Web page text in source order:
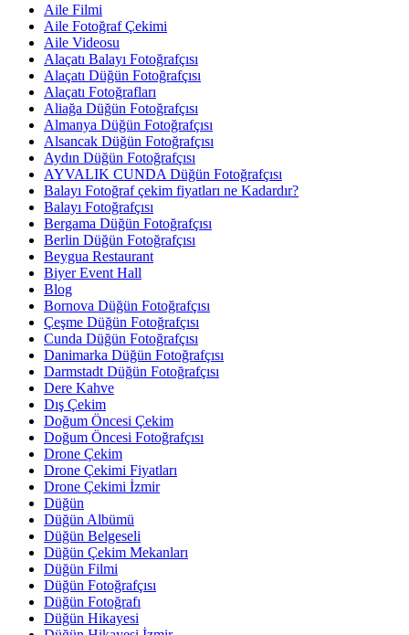
Aile Filmi
Aile Fotoğraf Çekimi
Aile Videosu
Alaçatı Balayı Fotoğrafçısı
Alaçatı Düğün Fotoğrafçısı
Alaçatı Fotoğrafları
Aliağa Düğün Fotoğrafçısı
Almanya Düğün Fotoğrafçısı
Alsancak Düğün Fotoğrafçısı
Aydın Düğün Fotoğrafçısı
AYVALIK CUNDA Düğün Fotoğrafçısı
Balayı Fotoğraf çekim fiyatları ne Kadardır?
Balayı Fotoğrafçısı
Bergama Düğün Fotoğrafçısı
Berlin Düğün Fotoğrafçısı
Beygua Restaurant
Biyer Event Hall
Blog
Bornova Düğün Fotoğrafçısı
Çeşme Düğün Fotoğrafçısı
Cunda Düğün Fotoğrafçısı
Danimarka Düğün Fotoğrafçısı
Darmstadt Düğün Fotoğrafçısı
Dere Kahve
Dış Çekim
Doğum Öncesi Çekim
Doğum Öncesi Fotoğrafçısı
Drone Çekim
Drone Çekimi Fiyatları
Drone Çekimi İzmir
Düğün
Düğün Albümü
Düğün Belgeseli
Düğün Çekim Mekanları
Düğün Filmi
Düğün Fotoğrafçısı
Düğün Fotoğrafı
Düğün Hikayesi